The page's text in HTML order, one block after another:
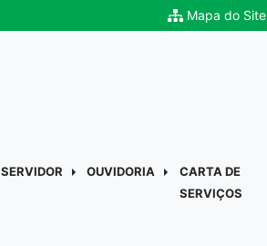
Mapa do Site
SERVIDOR OUVIDORIA
CARTA DE
SERVIÇOS